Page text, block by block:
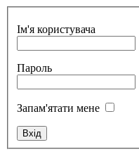
Ім'я користувача
Пароль
Запам'ятати мене